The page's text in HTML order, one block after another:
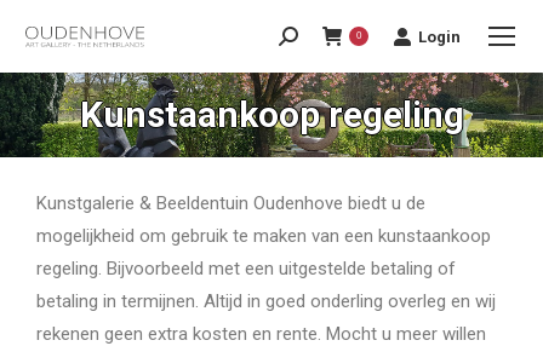
0 Login
Kunstaankoop regeling
Kunstgalerie & Beeldentuin Oudenhove biedt u de
mogelijkheid om gebruik te maken van een kunstaankoop
regeling. Bijvoorbeeld met een uitgestelde betaling of
betaling in termijnen. Altijd in goed onderling overleg en wij
rekenen geen extra kosten en rente. Mocht u meer willen